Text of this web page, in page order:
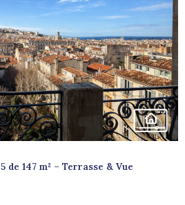
voir le
bien
de 147 m² – Terrasse & Vue